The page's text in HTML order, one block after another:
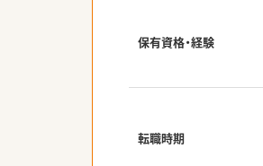
保有資格・経験
転職時期